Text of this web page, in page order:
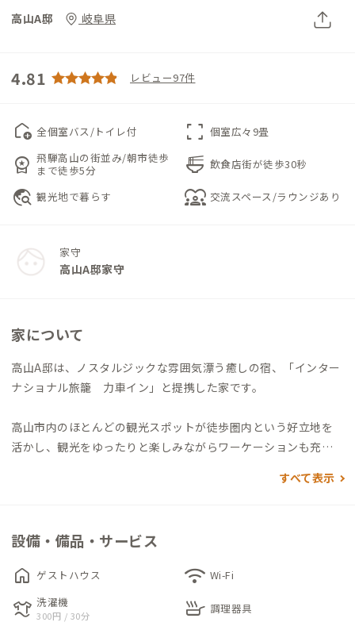
高山A邸 岐阜県
4.81 レビュー97件
add_home 全個室バス/トイレ付 fullscreen 個室広々9畳
workspace_premium 飛騨高山の街並み/朝市徒歩
まで徒歩5分
ramen_dining 飲食店街が徒歩30秒
travel_explore 観光地で暮らす diversity_1 交流スペース/ラウンジあり
家守
高山A邸家守
家について
高山A邸は、ノスタルジックな雰囲気漂う癒しの宿、「インター
ナショナル旅籠 力車イン」と提携した家です。
高山市内のほとんどの観光スポットが徒歩圏内という好立地を
活かし、観光をゆったりと楽しみながらワーケーションも充実
広々とした共有スペースのラウンジは心地よく、厳選された本
（独立式）」という点で、時間を気にすることなく利用が可能で
す。
ラウンジ横には、共同キッチン・冷蔵庫を完備。朝市やアンテ
ナショップ、スーパーで飛騨高山のおいしい食材を購入し、お
すべて表示
設備・備品・サービス
home ゲストハウス wifi Wi-Fi
laundry 洗濯機
300円 / 30分 skillet 調理器具